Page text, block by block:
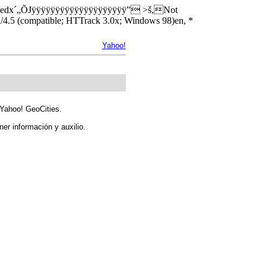
>š,Not
HTTrack 3.0x; Windows 98)en, *
Yahoo!
GeoCities.
información y auxilio.